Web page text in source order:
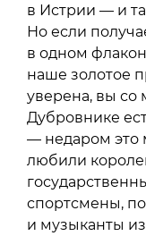
в Истрии — и
Но если
в одном
наше золотое
уверена, вы со
Дубровнике
— недаром это
любили
спортсмены,
и музыканты